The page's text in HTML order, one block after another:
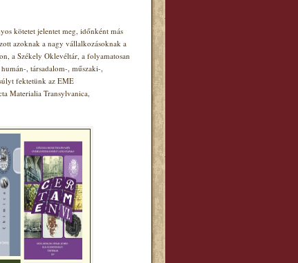
kötetet jelentet meg, időnként más
azoknak a nagy vállalkozásoknak a
a Székely Oklevéltár, a folyamatosan
, társadalom-, műszaki-,
fektetünk az EME
Materialia Transylvanica,